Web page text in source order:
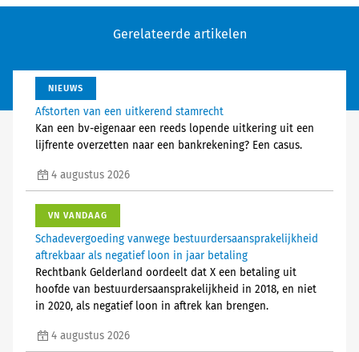
Gerelateerde artikelen
NIEUWS
Afstorten van een uitkerend stamrecht
Kan een bv-eigenaar een reeds lopende uitkering uit een
lijfrente overzetten naar een bankrekening? Een casus.
4 augustus 2026
VN VANDAAG
Schadevergoeding vanwege bestuurdersaansprakelijkheid
aftrekbaar als negatief loon in jaar betaling
Rechtbank Gelderland oordeelt dat X een betaling uit
hoofde van bestuurdersaansprakelijkheid in 2018, en niet
in 2020, als negatief loon in aftrek kan brengen.
4 augustus 2026